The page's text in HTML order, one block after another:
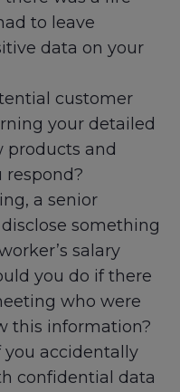
to leave
data on your
customer
your detailed
products and
respond?
a senior
something
salary
you do if there
who were
this information?
accidentally
confidential data